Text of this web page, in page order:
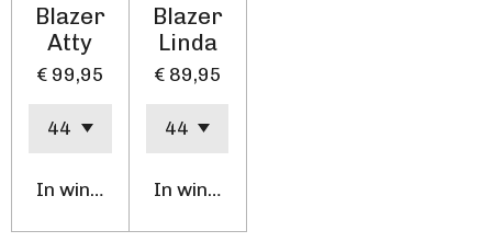
Blazer
Atty
€ 99,95
In winkelwagen
Blazer
Linda
€ 89,95
In winkelwagen